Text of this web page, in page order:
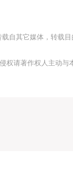
自其它媒体，转载
请著作权人主动与